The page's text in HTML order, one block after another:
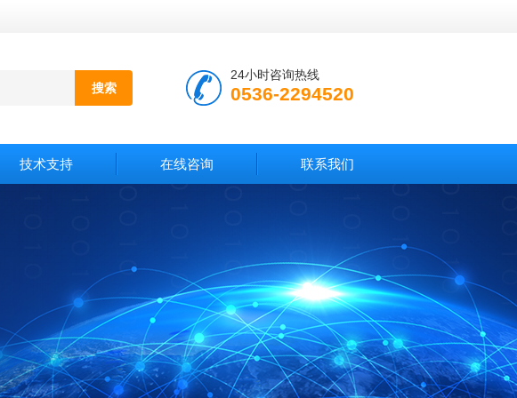
24小时咨询热线
0536-2294520
技术支持 在线咨询 联系我们